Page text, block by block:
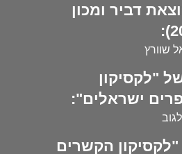
דביר ומכון
שוורץ
"לקסיקון
ישראלים":
הקשרים